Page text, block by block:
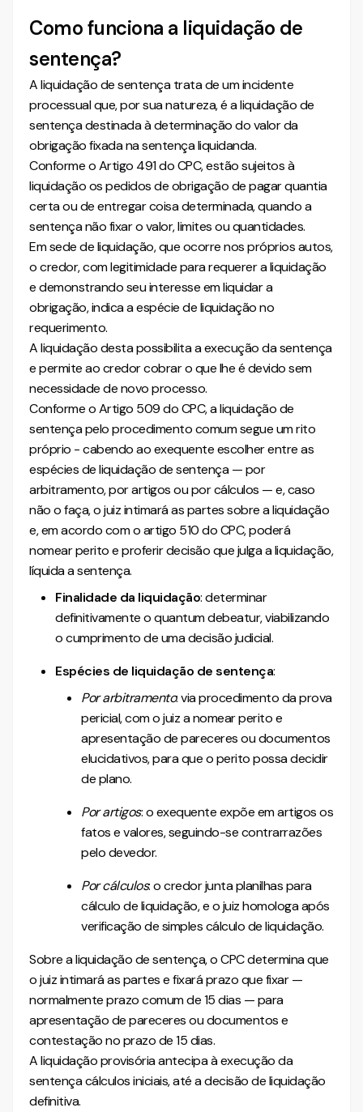
liquidação de sentença?
Onde está previsto o agravo de instrumento na
liquidação de sentença?
Existe prazo para propor a liquidação de sentença?
Qual é a finalidade da liquidação de sentença?
São devidos honorários advocatícios na liquidação
de sentença?
Há exceção para honorários na liquidação de
sentença?
Quem paga os honorários periciais na liquidação por
arbitramento?
A liquidação de sentença ofende a coisa julgada?
É possível liquidar a sentença por forma diversa da
indicada inicialmente?
Por que a liquidação de sentença é importante?
Conclusão
Mais conteúdo sobre processo civil
Conheça também nossa INTELIGÊNCIA ARTIFICIAL!
Como funciona a liquidação de
sentença?
A liquidação de sentença trata de um incidente
processual que, por sua natureza, é a liquidação de
sentença destinada à determinação do valor da
obrigação fixada na sentença liquidanda.
Conforme o Artigo 491 do CPC, estão sujeitos à
liquidação os pedidos de obrigação de pagar quantia
certa ou de entregar coisa determinada, quando a
sentença não fixar o valor, limites ou quantidades.
Em sede de liquidação, que ocorre nos próprios autos,
o credor, com legitimidade para requerer a liquidação
e demonstrando seu interesse em liquidar a
obrigação, indica a espécie de liquidação no
requerimento.
A liquidação desta possibilita a execução da sentença
e permite ao credor cobrar o que lhe é devido sem
necessidade de novo processo.
Conforme o Artigo 509 do CPC, a liquidação de
sentença pelo procedimento comum segue um rito
próprio - cabendo ao exequente escolher entre as
espécies de liquidação de sentença — por
arbitramento, por artigos ou por cálculos — e, caso
não o faça, o juiz intimará as partes sobre a liquidação
e, em acordo com o artigo 510 do CPC, poderá
nomear perito e proferir decisão que julga a liquidação,
líquida a sentença.
Finalidade da liquidação: determinar
definitivamente o quantum debeatur, viabilizando
o cumprimento de uma decisão judicial.
Espécies de liquidação de sentença:
Por arbitramento: via procedimento da prova
pericial, com o juiz a nomear perito e
apresentação de pareceres ou documentos
elucidativos, para que o perito possa decidir
de plano.
Por artigos: o exequente expõe em artigos os
fatos e valores, seguindo-se contrarrazões
pelo devedor.
Por cálculos: o credor junta planilhas para
cálculo de liquidação, e o juiz homologa após
verificação de simples cálculo de liquidação.
Sobre a liquidação de sentença, o CPC determina que
o juiz intimará as partes e fixará prazo que fixar —
normalmente prazo comum de 15 dias — para
apresentação de pareceres ou documentos e
contestação no prazo de 15 dias.
A liquidação provisória antecipa à execução da
sentença cálculos iniciais, até a decisão de liquidação
definitiva.